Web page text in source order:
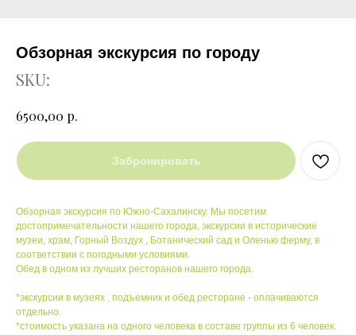
Обзорная экскурсия по городу
SKU:
6500,00 р.
Забронировать
Обзорная экскурсия по Южно-Сахалинску. Мы посетим
достопримечательности нашего города, экскурсии в исторические
музеи, храм, Горный Воздух , Ботанический сад и Оленью ферму, в
соответствии с погодными условиями.
Обед в одном из лучших ресторанов нашего города.
*экскурсии в музеях , подъемник и обед ресторане - оплачиваются
отдельно.
*стоимость указана на одного человека в составе группы из 6 человек.